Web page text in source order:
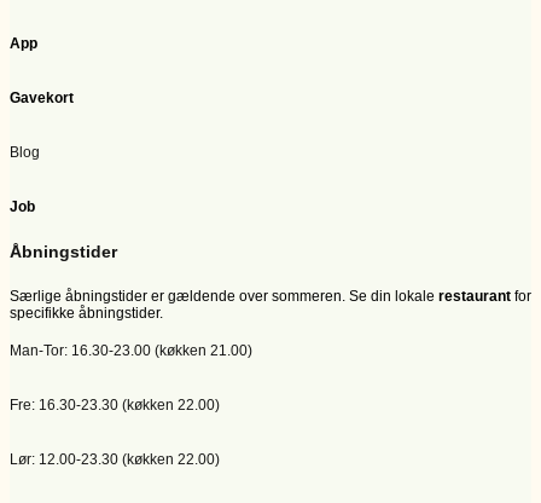
App
Gavekort
Blog
Job
Åbningstider
Særlige åbningstider er gældende over sommeren. Se din lokale restaurant for
specifikke åbningstider.
Man-Tor: 16.30-23.00 (køkken 21.00)
Fre: 16.30-23.30 (køkken 22.00)
Lør: 12.00-23.30 (køkken 22.00)